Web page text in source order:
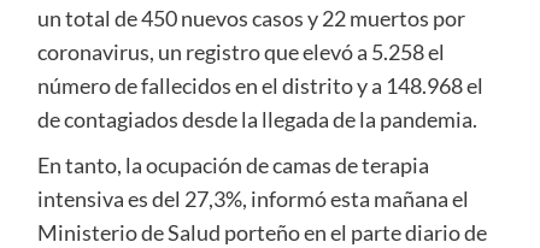
un total de 450 nuevos casos y 22 muertos por
coronavirus, un registro que elevó a 5.258 el
número de fallecidos en el distrito y a 148.968 el
de contagiados desde la llegada de la pandemia.
En tanto, la ocupación de camas de terapia
intensiva es del 27,3%, informó esta mañana el
Ministerio de Salud porteño en el parte diario de